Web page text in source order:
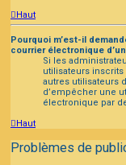
Haut
Pourquoi m’est-il
courrier électronique
Si les
utilisateurs
autres utilisateurs
d’empêcher une
électronique par
Haut
Problèmes de